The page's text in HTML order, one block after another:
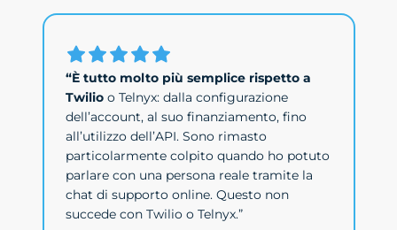
“È tutto molto più semplice rispetto a
Twilioo Telnyx: dalla configurazione
dell’account, al suo finanziamento, fino
all’utilizzo dell’API. Sono rimasto
particolarmente colpito quando ho potuto
parlare con una persona reale tramite la
chat di supporto online. Questo non
succede con Twilio o Telnyx.”